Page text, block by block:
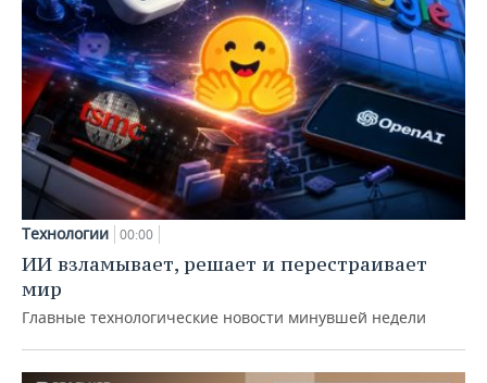
Технологии 00:00
ИИ взламывает, решает и перестраивает
мир
Главные технологические новости минувшей недели